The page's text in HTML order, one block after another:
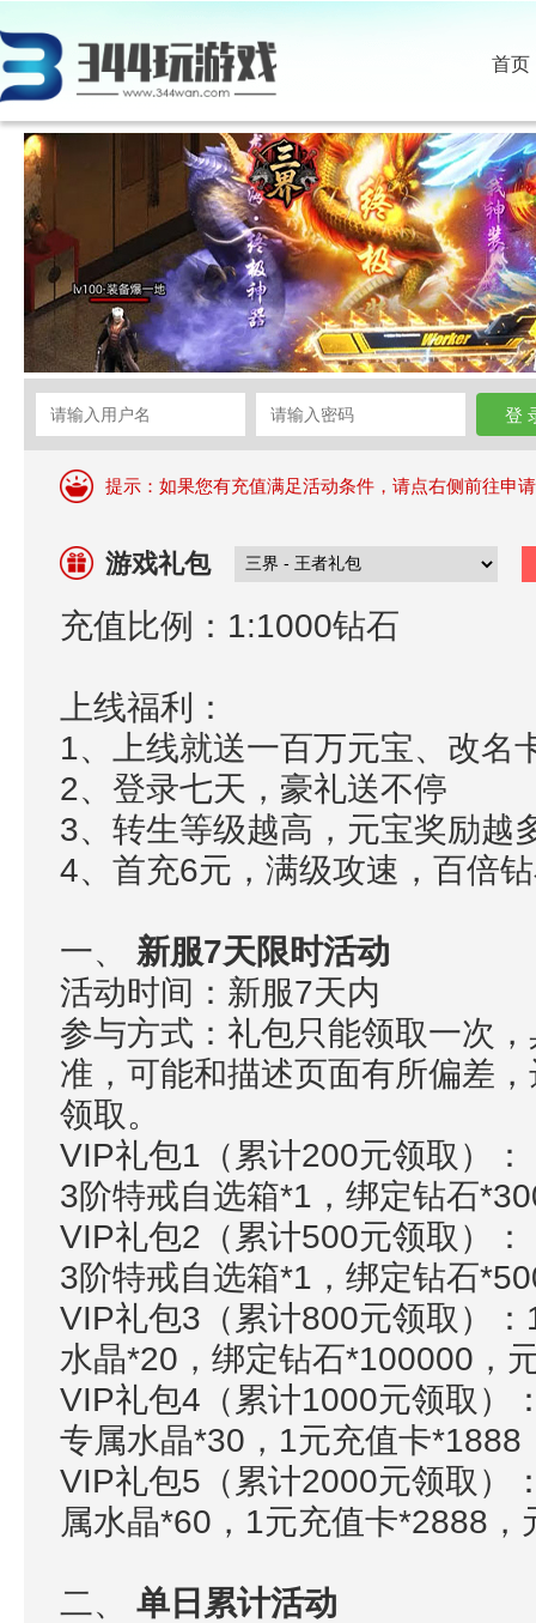
首页
提示：如果您有充值满足活动条件，请点右侧前往申
游戏礼包
充值比例：1:1000钻石
上线福利：
1、上线就送一百万元宝、改名
2、登录七天，豪礼送不停
3、转生等级越高，元宝奖励越
4、首充6元，满级攻速，百倍
一、 新服7天限时活动
活动时间：新服7天内
参与方式：礼包只能领取一次
准，可能和描述页面有所偏差
领取。
VIP礼包1（累计200元领取）
3阶特戒自选箱*1，绑定钻石
VIP礼包2（累计500元领取）
3阶特戒自选箱*1，绑定钻石
VIP礼包3（累计800元领取）：
水晶*20，绑定钻石*100000，
VIP礼包4（累计1000元领取）
专属水晶*30，1元充值卡*1888
VIP礼包5（累计2000元领取）
属水晶*60，1元充值卡*2888
二、 单日累计活动